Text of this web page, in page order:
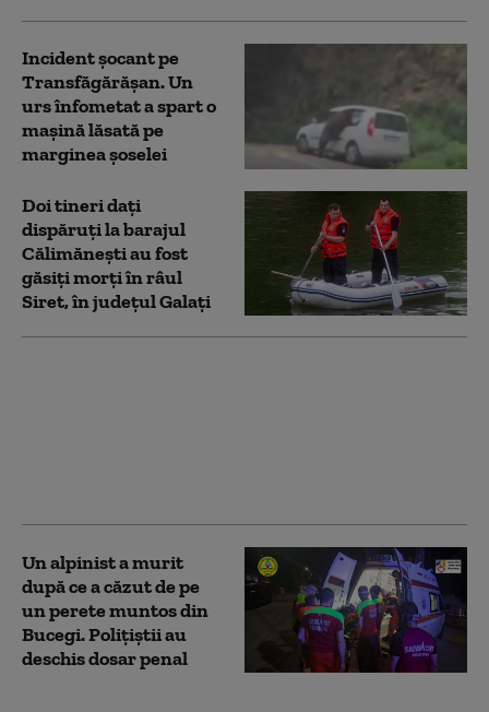
Incident șocant pe
Transfăgărășan. Un
urs înfometat a spart o
mașină lăsată pe
marginea șoselei
Doi tineri dați
dispăruți la barajul
Călimănești au fost
găsiți morți în râul
Siret, în județul Galați
Un alpinist a murit
după ce a căzut de pe
un perete muntos din
Bucegi. Polițiștii au
deschis dosar penal